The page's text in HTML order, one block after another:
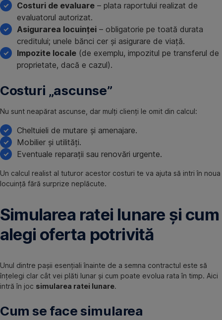
Costuri de evaluare – plata raportului realizat de
evaluatorul autorizat.
Asigurarea locuinței – obligatorie pe toată durata
creditului; unele bănci cer și asigurare de viață.
Impozite locale (de exemplu, impozitul pe transferul de
proprietate, dacă e cazul).
Costuri „ascunse”
Nu sunt neapărat ascunse, dar mulți clienți le omit din calcul:
Cheltuieli de mutare și amenajare.
Mobilier și utilități.
Eventuale reparații sau renovări urgente.
Un calcul realist al tuturor acestor costuri te va ajuta să intri în noua
locuință fără surprize neplăcute.
Simularea ratei lunare și cum
alegi oferta potrivită
Unul dintre pașii esențiali înainte de a semna contractul este să
înțelegi clar cât vei plăti lunar și cum poate evolua rata în timp. Aici
intră în joc simularea ratei lunare.
Cum se face simularea